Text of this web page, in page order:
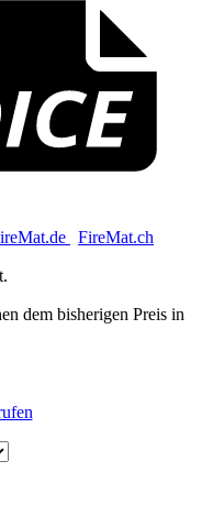
FireMat.ch
dem bisherigen Preis in